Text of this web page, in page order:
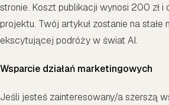
stronie. Koszt publikacji wynosi 200 zł
projektu. Twój artykuł zostanie na
ekscytującej podróży w świat AI.
Wsparcie działań marketingowych
Jeśli jesteś zainteresowany/a szerszą